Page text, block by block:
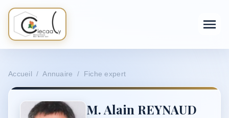
Accueil / Annuaire / Fiche expert
M. Alain REYNAUD